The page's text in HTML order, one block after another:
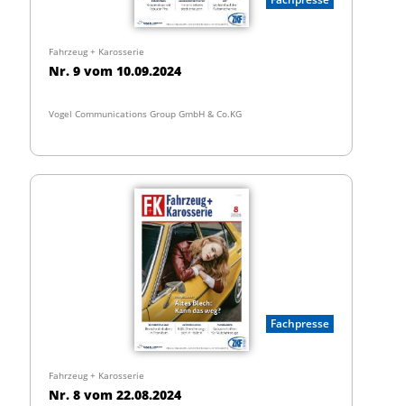
Fahrzeug + Karosserie
Nr. 9 vom 10.09.2024
Vogel Communications Group GmbH & Co.KG
Fachpresse
Fahrzeug + Karosserie
Nr. 8 vom 22.08.2024